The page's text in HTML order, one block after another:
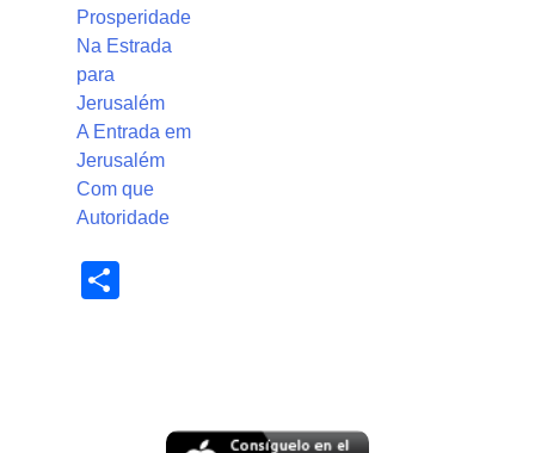
Prosperidade
Na Estrada
para
Jerusalém
A Entrada em
Jerusalém
Com que
Autoridade